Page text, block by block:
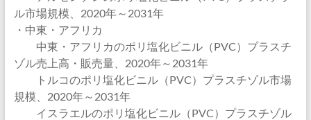
ル市場規模、2020年～2031年
・中東・アフリカ
中東・アフリカのポリ塩化ビニル（PVC）プラスチ
ゾル売上高・販売量、2020年～2031年
トルコのポリ塩化ビニル（PVC）プラスチゾル市場
規模、2020年～2031年
イスラエルのポリ塩化ビニル（PVC）プラスチゾル